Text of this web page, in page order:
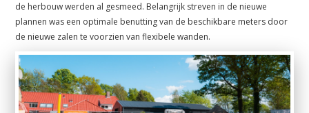
de herbouw werden al gesmeed. Belangrijk streven in de nieuwe
plannen was een optimale benutting van de beschikbare meters door
de nieuwe zalen te voorzien van flexibele wanden.